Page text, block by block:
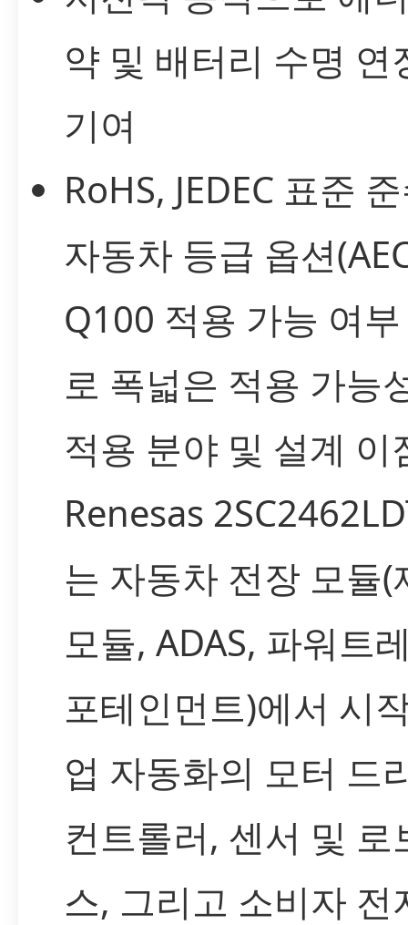
약 및 배터리 수명 연
기여
RoHS, JEDEC 표준
자동차 등급 옵션
Q100 적용 가능 여
로 폭넓은 적용 가능
적용 분야 및 설계 이
Renesas
는 자동차 전장 모듈(
모듈, ADAS, 파워트
포테인먼트)에서 시
업 자동화의 모터 드
컨트롤러, 센서 및 로
스, 그리고 소비자 전